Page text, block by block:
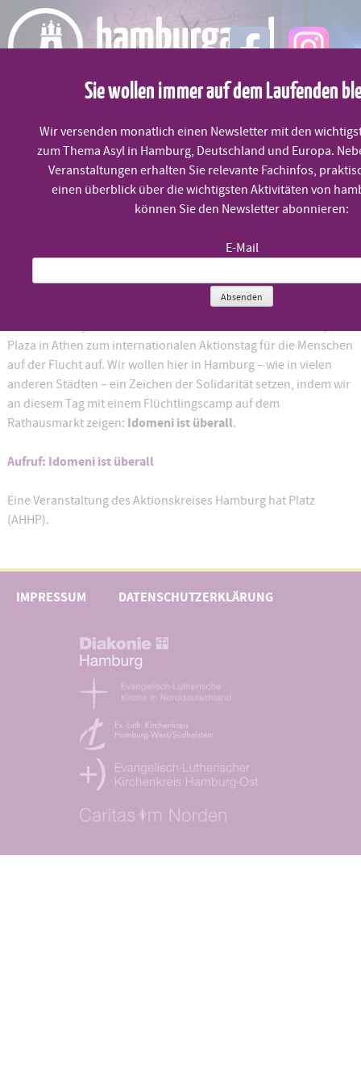
content
MENÜ
Idomeni ist überall
Am 18. März, den Jahrestag des EU-Türkei-Deals, rufen
Griechenland-Solidaritätsgruppen, das Netzwerk
Plaza in Athen zum internationalen Aktionstag für die Menschen
auf der Flucht auf. Wir wollen hier in Hamburg – wie in vielen
anderen Städten – ein Zeichen der Solidarität setzen, indem wir
an diesem Tag mit einem Flüchtlingscamp auf dem
Rathausmarkt zeigen: Idomeni ist überall.
Aufruf: Idomeni ist überall
Eine Veranstaltung des Aktionskreises Hamburg hat Platz
(AHHP).
IMPRESSUM DATENSCHUTZERKLÄRUNG
Sie wollen immer auf dem Laufenden
Wir versenden monatlich einen Newsletter mit den
zum Thema Asyl in Hamburg, Deutschland und Europa.
Veranstaltungen erhalten Sie relevante Fachinfos,
einen überblick über die wichtigsten Aktivitäten von
können Sie den Newsletter abonnieren:
E-Mail
Absenden